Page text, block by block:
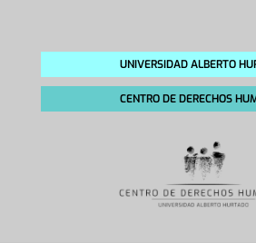
UNIVERSIDAD ALBERTO
CENTRO DE DERECHOS